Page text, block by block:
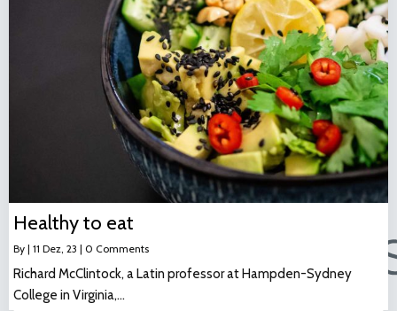
Healthy to eat
By | 11 Dez, 23 | 0 Comments
Richard McClintock, a Latin professor at Hampden-Sydney
College in Virginia,…